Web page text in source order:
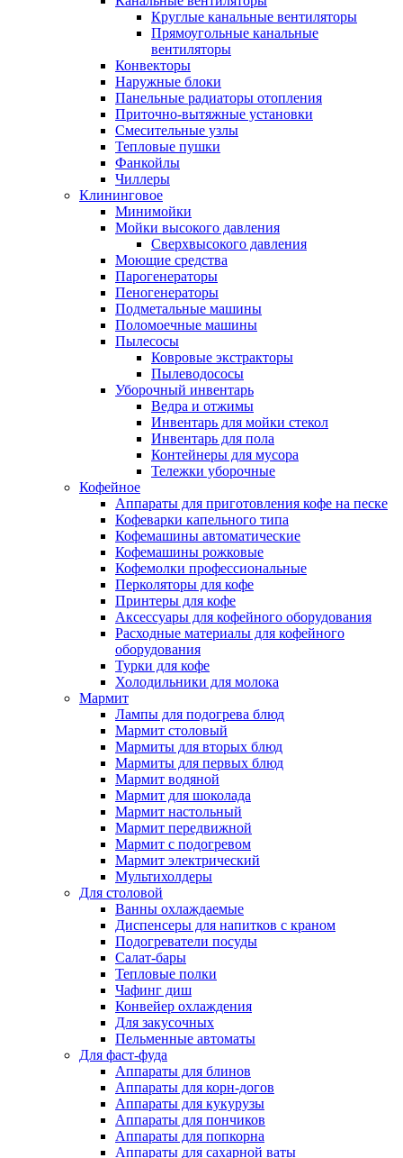
Круглые канальные вентиляторы
Прямоугольные канальные
вентиляторы
Конвекторы
Наружные блоки
Панельные радиаторы отопления
Приточно-вытяжные установки
Смесительные узлы
Тепловые пушки
Фанкойлы
Чиллеры
Клининговое
Минимойки
Мойки высокого давления
Сверхвысокого давления
Моющие средства
Парогенераторы
Пеногенераторы
Подметальные машины
Поломоечные машины
Пылесосы
Ковровые экстракторы
Пылеводососы
Уборочный инвентарь
Ведра и отжимы
Инвентарь для мойки стекол
Инвентарь для пола
Контейнеры для мусора
Тележки уборочные
Кофейное
Аппараты для приготовления кофе на песке
Кофеварки капельного типа
Кофемашины автоматические
Кофемашины рожковые
Кофемолки профессиональные
Перколяторы для кофе
Принтеры для кофе
Аксессуары для кофейного оборудования
Расходные материалы для кофейного
оборудования
Турки для кофе
Холодильники для молока
Мармит
Лампы для подогрева блюд
Мармит столовый
Мармиты для вторых блюд
Мармиты для первых блюд
Мармит водяной
Мармит для шоколада
Мармит настольный
Мармит передвижной
Мармит с подогревом
Мармит электрический
Мультихолдеры
Для столовой
Ванны охлаждаемые
Диспенсеры для напитков с краном
Подогреватели посуды
Салат-бары
Тепловые полки
Чафинг диш
Конвейер охлаждения
Для закусочных
Пельменные автоматы
Для фаст-фуда
Аппараты для блинов
Аппараты для корн-догов
Аппараты для кукурузы
Аппараты для пончиков
Аппараты для попкорна
Аппараты для сахарной ваты